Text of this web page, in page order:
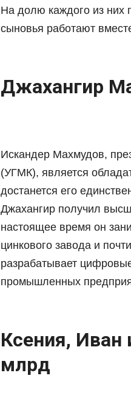
На долю каждого из них
сыновья работают
Джахангир
Искандер Махмудов,
(УГМК), является
достанется его
Джахангир получил
настоящее время он
цинкового завода и
разрабатывает
промышленных
Ксения, Иван
млрд